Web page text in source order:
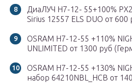
ДиаЛУЧ H7-12- 55+100%
Sirius 12557 ELS DUO от 600
OSRAM H7-12-55 +110%
UNLIMITED от 1300 руб
OSRAM H7-12-55 +130%
набор 64210NBL_HCB от